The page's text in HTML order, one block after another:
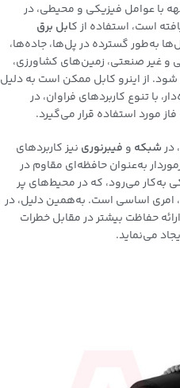
با عوامل فیزیکی و محیطی، در
است، استفاده از کابل برق
به‌طور گسترده در پل‌ها، جاده‌ها،
و غیر صنعتی، زمین‌های کشاورزی،
از اینرو کابل ممکن است به دلیل
با تنوع کاربردهای فراوان، در
مورد استفاده قرار می‌گیرد.
درشبکه و فیبرنوری نیز کاربردهای
به‌عنوان حافظه‌ای مقاوم در
به‌کار می‌رود، که در محیط‌های پر
امری اساسی است. به‌همین دلیل، در
حفاظت بیشتر در مقابل خطرات
می‌نماید.